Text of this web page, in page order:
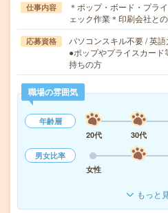
仕事内容
＊ポップ・ボード・プラ
ェック作業＊印刷会社と
応募資格
パソコンスキル不要 / 英
●ポップやプライスカー
持ちの方
職場の雰囲気
年齢層
20代
30代
男女比率
女性
もっと